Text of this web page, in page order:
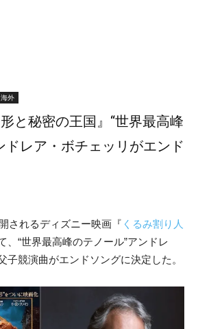
海外
形と秘密の王国』“世界最高峰
ドレア・ボチェッリがエンド
されるディズニー映画『 くるみ割り人
、“世界最高峰のテノール”アンドレ
子競演曲がエンドソングに決定した。